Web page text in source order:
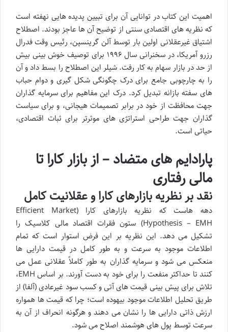
اهمیت این کتاب در توانایی آن برای تبیین پدیده هایی نهفته است
که نظریه های اقتصادی سنتی از توضیح آن ها عاجز بودند. اصطلاح
اشتیاق غیرعقلانی اولین بار توسط آلن گرینسپن، رئیس وقت فدرال
رزرو آمریکا، در سخنرانی سال ۱۹۹۶ برای توصیف خوش بینی بیش
از حد در بازار سهام به کار رفت. شیلر این اصطلاح را بسط داد و آن
را به چارچوبی جامع برای درک چگونگی شکل گیری و دوام حباب
های سفته بازانه تبدیل کرد. درک این مفاهیم برای سرمایه گذاران
جهت محافظت از خود در برابر تصمیمات هیجانی، و برای سیاست
گذاران جهت طراحی استراتژی های موثرتر برای ثبات اقتصادی،
حیاتی است.
پارادایم های متضاد – از بازار کارا تا
مالی رفتاری
نقد بر نظریه بازارهای کارا و عقلانیت کامل
دهه هاست که نظریه بازارهای کارا (Efficient Market
Hypothesis – EMH) ستون فقرات اقتصاد مالی کلاسیک را
تشکیل می دهد. این نظریه بر این فرض استوار است که تمام
اطلاعات موجود به سرعت و به طور کامل در قیمت دارایی ها
منعکس می شود و سرمایه گذاران به طور کاملاً عقلانی عمل می
کنند تا حداکثر منفعت را برای خود به دست آورند. بر اساس EMH،
تلاش برای پیش بینی قیمت های آتی و کسب سود غیرعادی (آلفا) از
طریق تحلیل اطلاعات موجود بیهوده است؛ چرا که قیمت ها همواره
ارزش ذاتی دارایی ها را نشان می دهند و هرگونه انحراف از آن به
سرعت توسط پول های هوشمند اصلاح می شود.